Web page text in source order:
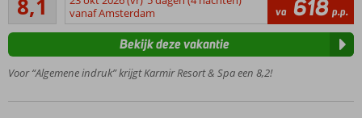
meerdere
zwembaden &
Eindeloos
plezier bij
de
8,1
58
beoordelingenvanaf Amsterdam
va 618 p.p.
Voor “Algemene indruk” krijgt Karmir Resort & Spa een 8,2!
Bekijk deze vakantie